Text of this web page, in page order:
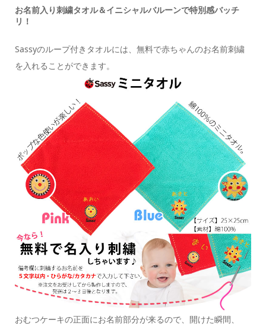
お名前入り刺繍タオル＆イニシャルバルーンで特別感バッチ
リ！
Sassyのループ付きタオルには、無料で赤ちゃんのお名前刺繍
を入れることができます。
おむつケーキの正面にお名前部分が来るので、開けた瞬間、